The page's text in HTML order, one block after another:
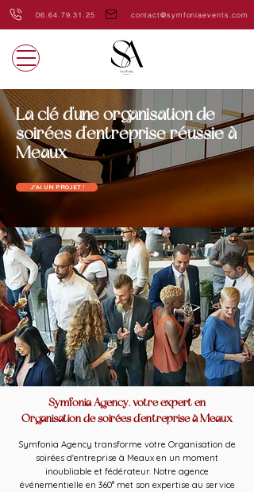
06.64.79.31.25 contact@symfoniaevents.com
La clé d'une organisation de
soirées d'entreprise réussie à
Meaux
J'AI UN PROJET !
Symfonia Agency, votre expert en
Organisation de soirées d'entreprise à Meaux
Symfonia Agency transforme votre Organisation de
soirées d'entreprise à Meaux en un moment
inoubliable et fédérateur. Notre agence
événementielle en 360° met son expertise au service